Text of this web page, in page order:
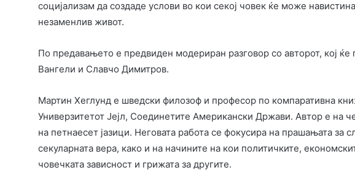
социјализам да создаде услови во кои секој човек ќе може
незаменлив живот.
По предавањето е предвиден модериран разговор со авторот, кој ќе
Вангели и Славчо Димитров.
Мартин Хеглунд е шведски филозоф и професор по компаративна
Универзитетот Јејл, Соединетите Американски Држави. Автор е на
на петнаесет јазици. Неговата работа се фокусира на прашањата за
секуларната вера, како и на начините на кои политичките,
човечката зависност и грижата за другите.